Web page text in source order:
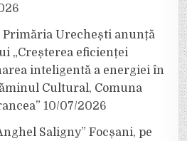
Primăria Urechești anunță
„Creșterea eficienței
inteligentă a energiei în
Cultural, Comuna
10/07/2026
Saligny” Focșani, pe